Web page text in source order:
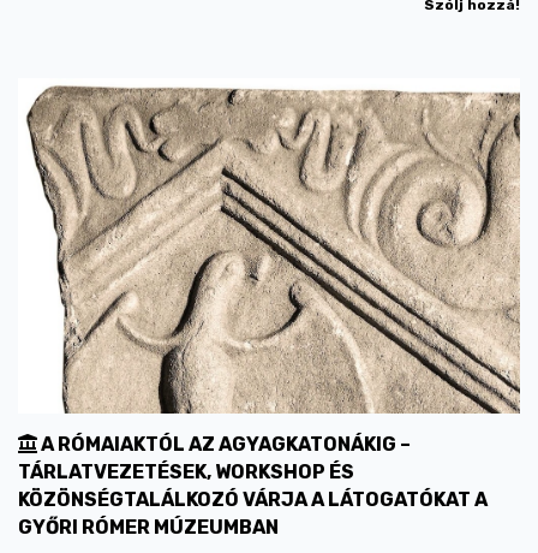
Szólj hozzá!
A RÓMAIAKTÓL AZ AGYAGKATONÁKIG –
TÁRLATVEZETÉSEK, WORKSHOP ÉS
KÖZÖNSÉGTALÁLKOZÓ VÁRJA A LÁTOGATÓKAT A
GYŐRI RÓMER MÚZEUMBAN